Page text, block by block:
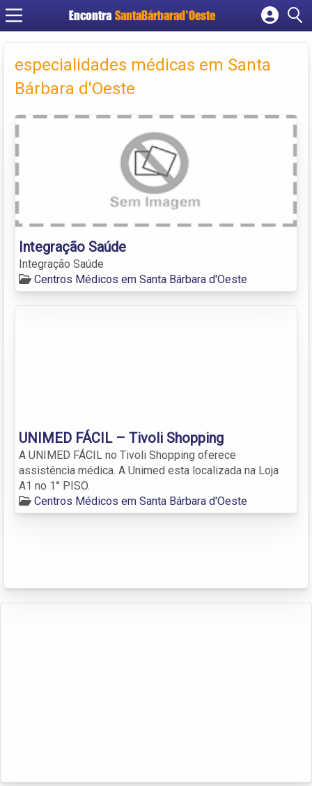
Encontra SantaBárbarad'Oeste
Cadastrar empresa
Criar conta
especialidades médicas em Santa
Bárbara d'Oeste
Integração Saúde
Integração Saúde
Centros Médicos em Santa Bárbara d'Oeste
UNIMED FÁCIL – Tivoli Shopping
A UNIMED FÁCIL no Tivoli Shopping oferece
assistência médica. A Unimed esta localizada na Loja
A1 no 1° PISO.
Centros Médicos em Santa Bárbara d'Oeste